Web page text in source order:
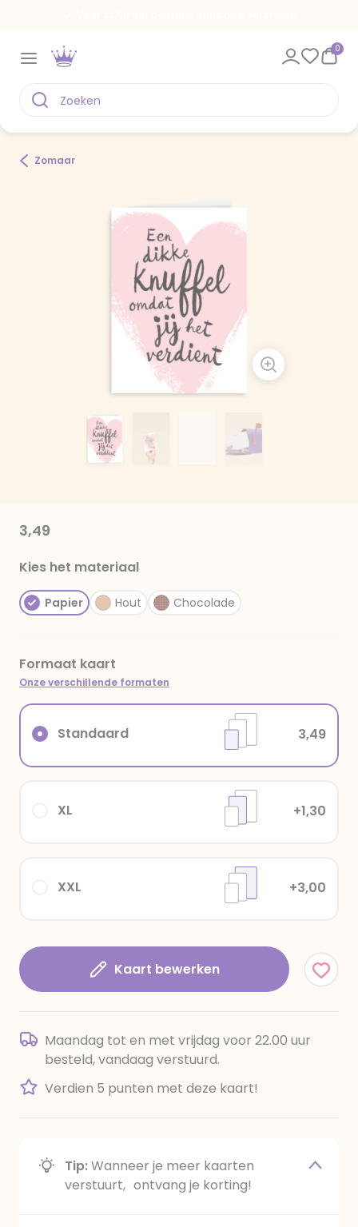
0
Zomaar
3,49
Kies het materiaal
Papier Hout Chocolade
Formaat kaart
Onze verschillende formaten
XXL +3,00
XL +1,30
Standaard 3,49
Kaart bewerken
Maandag tot en met vrijdag voor 22.00 uur
besteld, vandaag verstuurd.
Verdien 5 punten met deze kaart!
Tip:Wanneer je meer kaarten
verstuurt, ontvang je korting!